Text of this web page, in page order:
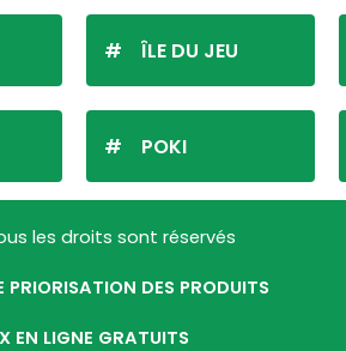
ÎLE DU JEU
POKI
les droits sont réservés
PRIORISATION DES PRODUITS
EN LIGNE GRATUITS